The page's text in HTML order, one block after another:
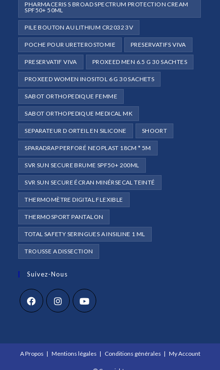
PHARMACERIS S BROAD SPECTRUM PROTECTION CREAM
SPF50+ 50ML
PILE BOUTON AU LITHIUM CR2032 3V
POCHE POUR URETEROSTOMIE PRESERVATIFS VIVA
PRESERVATIF VIVA PROXEED MEN 6.5 G 30 SACHTES
PROXEED WOMEN INOSITOL 6 G 30 SACHETS
SABOT ORTHOPEDIQUE FEMME
SABOT ORTHOPEDIQUE MEDICAL MK
SEPARATEUR D ORTEIL EN SILICONE SHOORT
SPARADRAP PERFORÉ NEOPLAST 18CM * 5M
SVR SUN SECURE BRUME SPF50+ 200ML
SVR SUN SECURE ÉCRAN MINÉRSECAL TEINTÉ
THERMOMÈTRE DIGITAL FLEXIBLE
THERMOSPORT PANTALON
TOTAL SAFETY SERINGUES A INSILINE 1 ML
TROUSSE A DISSECTION
Suivez-Nous
un
nouvel
un
nouvel
un
nouvel
A Propos Mentions légales Conditions générales My Account